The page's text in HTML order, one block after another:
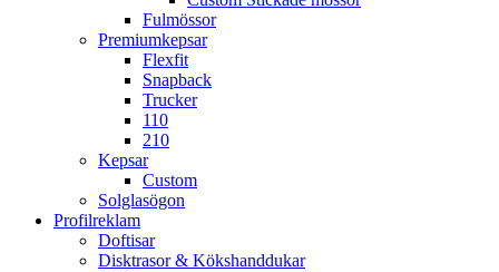
Fulmössor
Premiumkepsar
Flexfit
Snapback
Trucker
110
210
Kepsar
Custom
Solglasögon
Profilreklam
Doftisar
Disktrasor & Kökshanddukar